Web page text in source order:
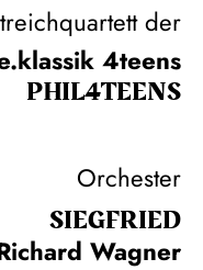
der
4teens
PHIL­4TEENS
Orchester
SIEG­FRIED
Wagner